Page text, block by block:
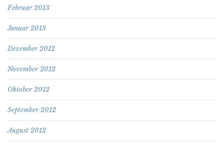
Februar 2013
Januar 2013
Dezember 2012
November 2012
Oktober 2012
September 2012
August 2012